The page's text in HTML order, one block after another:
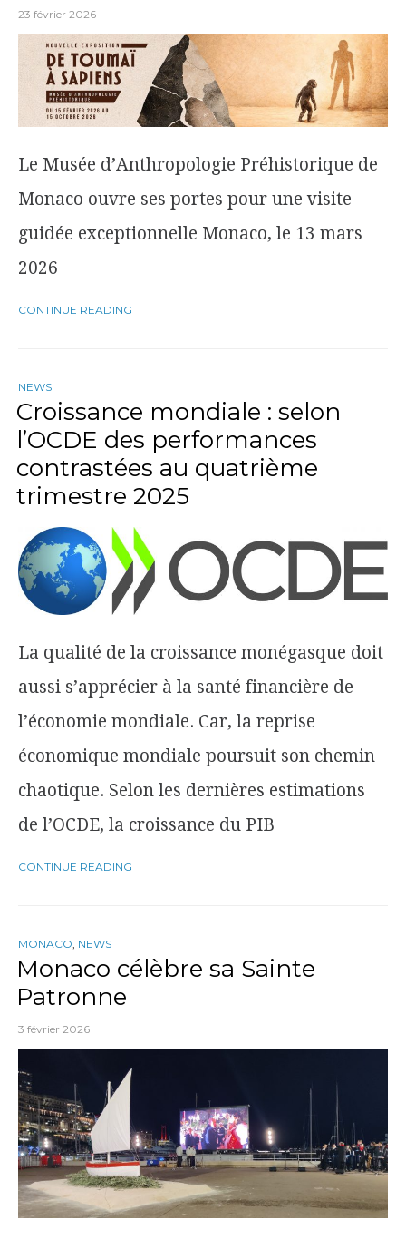
23 février 2026
Le Musée d’Anthropologie Préhistorique de
Monaco ouvre ses portes pour une visite
guidée exceptionnelle Monaco, le 13 mars
2026
CONTINUE READING
NEWS
Croissance mondiale : selon
l’OCDE des performances
contrastées au quatrième
trimestre 2025
La qualité de la croissance monégasque doit
aussi s’apprécier à la santé financière de
l’économie mondiale. Car, la reprise
économique mondiale poursuit son chemin
chaotique. Selon les dernières estimations
de l’OCDE, la croissance du PIB
CONTINUE READING
MONACO NEWS
Monaco célèbre sa Sainte
Patronne
3 février 2026